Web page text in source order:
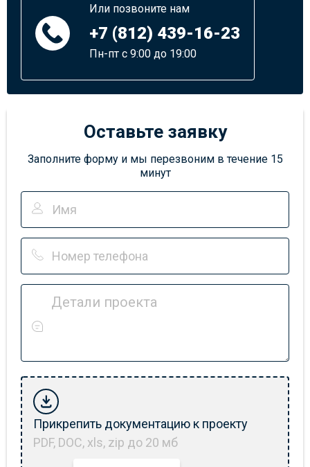
Или позвоните нам
+7 (812) 439-16-23
Пн-пт с 9:00 до 19:00
Оставьте заявку
Заполните форму и мы перезвоним в течение 15
минут
Детали проекта
Прикрепить документацию к проекту
PDF, DOC, xls, zip до 20 мб